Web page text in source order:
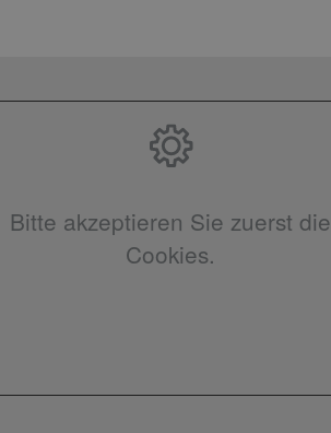
Bitte akzeptieren Sie zuerst die
Cookies.